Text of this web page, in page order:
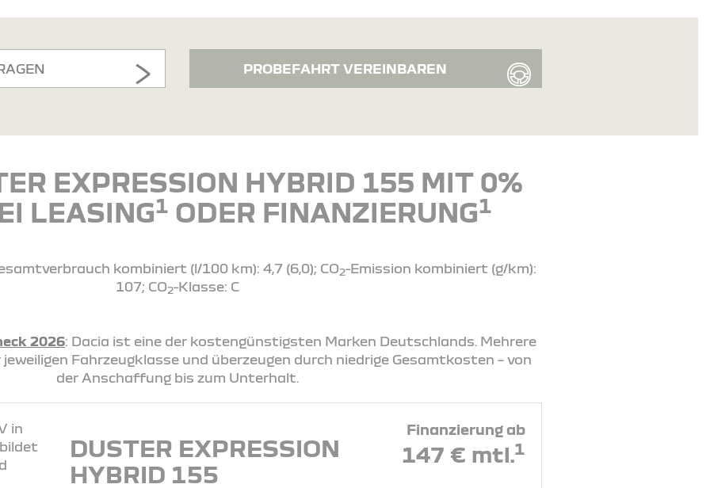
PROBEFAHRT VEREINBAREN
EXPRESSION HYBRID 155 MIT 0%
LEASING1 ODER FINANZIERUNG1
kombiniert (l/100 km): 4,7 (6,0); CO2-Emission kombiniert (g/km):
107; CO2-Klasse: C
2026: Dacia ist eine der kostengünstigsten Marken Deutschlands. Mehrere
jeweiligen Fahrzeugklasse und überzeugen durch niedrige Gesamtkosten – von
der Anschaffung bis zum Unterhalt.
DUSTER EXPRESSION
HYBRID 155
Finanzierung ab
147 € mtl.1